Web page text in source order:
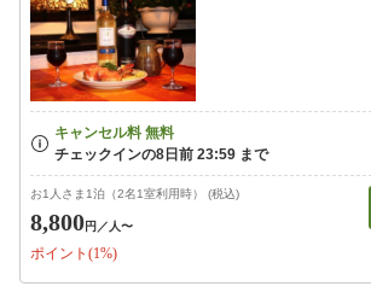
お1人さま1泊（2名1室利用時） (税込)
8,800円 ／人〜
ポイント(1%)